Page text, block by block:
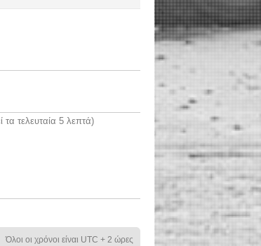
τελευταία 5 λεπτά)
Όλοι οι χρόνοι είναι UTC + 2 ώρες